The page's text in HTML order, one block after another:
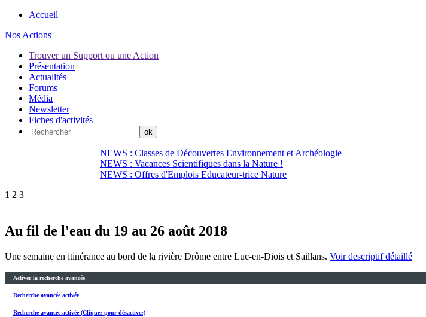
Accueil
Nos Actions
Trouver un Support ou une Action
Présentation
Actualités
Forums
Média
Newsletter
Fiches d'activités
NEWS : Classes de Découvertes Environnement et Archéologie
NEWS : Vacances Scientifiques dans la Nature !
NEWS : Offres d'Emplois Educateur-trice Nature
1 2 3
Au fil de l'eau du 19 au 26 août 2018
Une semaine en itinérance au bord de la rivière Drôme entre Luc-en-Diois et Saillans. Voir descriptif détaillé
Activer la recherche avancée
Recherche avancée activée
Recherche avancée activée (Cliquer pour désactiver)